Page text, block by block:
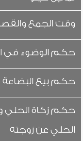
وقت الجمع
حكم الوضوء في
حكم بيع البضاعة
حكم زكاة الحلي
الحلي عن زوجته